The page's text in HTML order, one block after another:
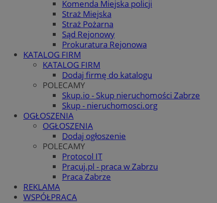
Komenda Miejska policji
Straż Miejska
Straż Pożarna
Sąd Rejonowy
Prokuratura Rejonowa
KATALOG FIRM
KATALOG FIRM
Dodaj firmę do katalogu
POLECAMY
Skup.io - Skup nieruchomości Zabrze
Skup - nieruchomosci.org
OGŁOSZENIA
OGŁOSZENIA
Dodaj ogłoszenie
POLECAMY
Protocol IT
Pracuj.pl - praca w Zabrzu
Praca Zabrze
REKLAMA
WSPÓŁPRACA